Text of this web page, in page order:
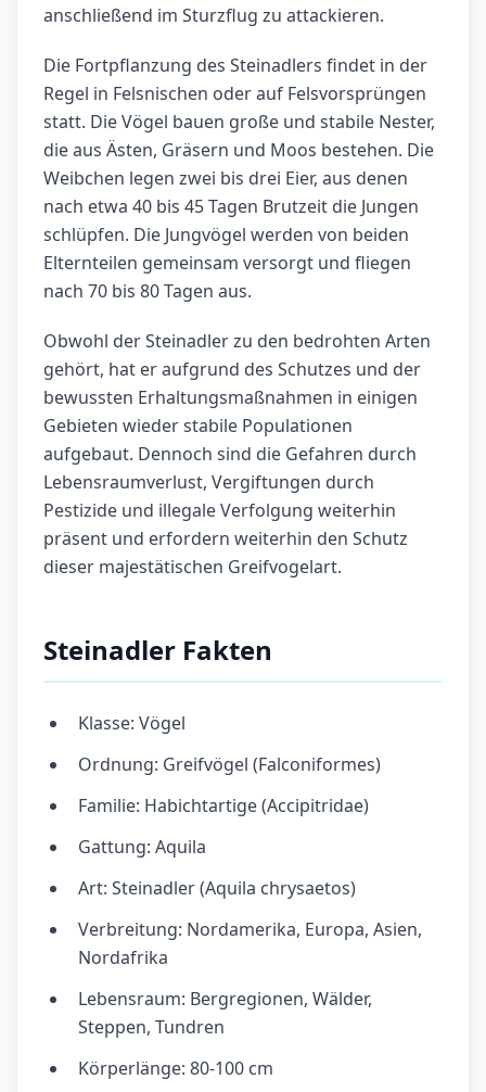
anschließend im Sturzflug zu attackieren.
Die Fortpflanzung des Steinadlers findet in der
Regel in Felsnischen oder auf Felsvorsprüngen
statt. Die Vögel bauen große und stabile Nester,
die aus Ästen, Gräsern und Moos bestehen. Die
Weibchen legen zwei bis drei Eier, aus denen
nach etwa 40 bis 45 Tagen Brutzeit die Jungen
schlüpfen. Die Jungvögel werden von beiden
Elternteilen gemeinsam versorgt und fliegen
nach 70 bis 80 Tagen aus.
Obwohl der Steinadler zu den bedrohten Arten
gehört, hat er aufgrund des Schutzes und der
bewussten Erhaltungsmaßnahmen in einigen
Gebieten wieder stabile Populationen
aufgebaut. Dennoch sind die Gefahren durch
Lebensraumverlust, Vergiftungen durch
Pestizide und illegale Verfolgung weiterhin
präsent und erfordern weiterhin den Schutz
dieser majestätischen Greifvogelart.
Steinadler Fakten
Klasse: Vögel
Ordnung: Greifvögel (Falconiformes)
Familie: Habichtartige (Accipitridae)
Gattung: Aquila
Art: Steinadler (Aquila chrysaetos)
Verbreitung: Nordamerika, Europa, Asien,
Nordafrika
Lebensraum: Bergregionen, Wälder,
Steppen, Tundren
Körperlänge: 80-100 cm